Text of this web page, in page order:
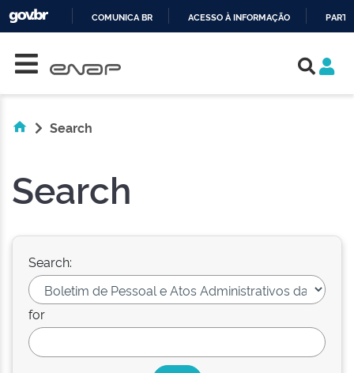
COMUNICA BR ACESSO À INFORMAÇÃO
Search
Search
Search:
for